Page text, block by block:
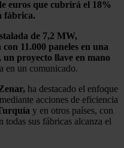
euros que cubrirá el 18%
fábrica.
de 7,2 MW,
11.000 paneles en una
un proyecto llave en mano
en un comunicado.
ha destacado el enfoque
acciones de eficiencia
y en otros países, con
todas sus fábricas alcanza el